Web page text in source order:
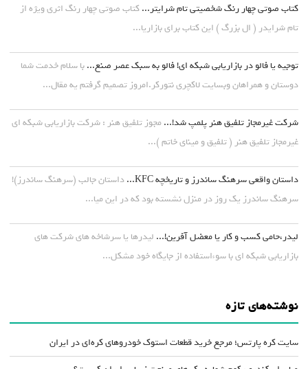
کتاب صوتی چهار رنگ شخصیتی تام شرایتر... کتاب صوتی چهار رنگ اثری ویژه از
تام شرایدر ( ال بزرگ ) این کتاب برای بازاریا...
توجیه یا فالو در بازاریابی شبکه ای! فالو به سبک عصر صنع... با سلام خدمت شما
دوستان و همراهان وبسایت لاکچری نتورکر.امروز تصمیم گرفتم یه مقال...
شرکت غیرمجاز تلفیق هنر پلمپ شد!... مجوز تلفیق هنر : شرکت بازاریابی شبکه ای
غیرمجاز تلفیق هنر ( تلفیق و مینای خاتم )...
داستان واقعی سرهنگ ساندرز و تاریخچه KFC...
داستان جالب (سرهنگ ساندرز)!
سرهنگ ساندرز یک روز در منزل نشسته بود که در این میا...
لیدر،حامی کسب و کار یا معضل آفرین!... لیدرها یا سرشاخه های شرکت های
بازاریابی شبکه ای با سوءاستفاده از جایگاه خود مشکل...
نوشته‌های تازه
سایت کره پارتس؛ مرجع خرید قطعات استوک خودروهای کره‌ای در ایران